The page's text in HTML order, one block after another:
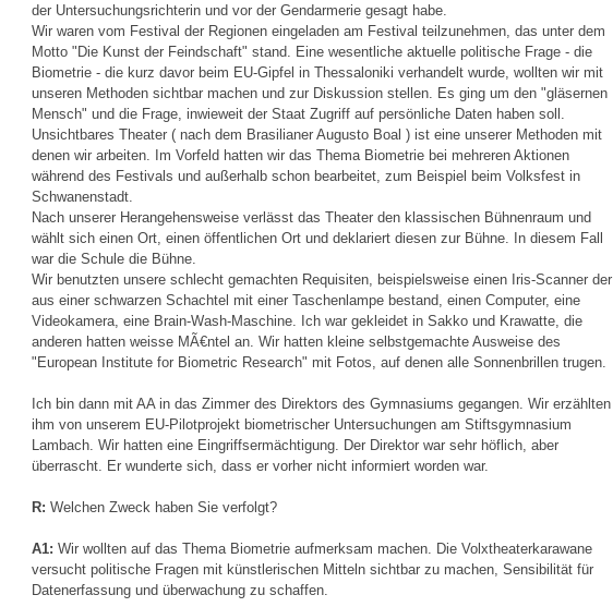
der Untersuchungsrichterin und vor der Gendarmerie gesagt habe.
Wir waren vom Festival der Regionen eingeladen am Festival teilzunehmen, das unter dem
Motto "Die Kunst der Feindschaft" stand. Eine wesentliche aktuelle politische Frage - die
Biometrie - die kurz davor beim EU-Gipfel in Thessaloniki verhandelt wurde, wollten wir mit
unseren Methoden sichtbar machen und zur Diskussion stellen. Es ging um den "gläsernen
Mensch" und die Frage, inwieweit der Staat Zugriff auf persönliche Daten haben soll.
Unsichtbares Theater ( nach dem Brasilianer Augusto Boal ) ist eine unserer Methoden mit
denen wir arbeiten. Im Vorfeld hatten wir das Thema Biometrie bei mehreren Aktionen
während des Festivals und außerhalb schon bearbeitet, zum Beispiel beim Volksfest in
Schwanenstadt.
Nach unserer Herangehensweise verlässt das Theater den klassischen Bühnenraum und
wählt sich einen Ort, einen öffentlichen Ort und deklariert diesen zur Bühne. In diesem Fall
war die Schule die Bühne.
Wir benutzten unsere schlecht gemachten Requisiten, beispielsweise einen Iris-Scanner der
aus einer schwarzen Schachtel mit einer Taschenlampe bestand, einen Computer, eine
Videokamera, eine Brain-Wash-Maschine. Ich war gekleidet in Sakko und Krawatte, die
anderen hatten weisse MÃ€ntel an. Wir hatten kleine selbstgemachte Ausweise des
"European Institute for Biometric Research" mit Fotos, auf denen alle Sonnenbrillen trugen.
Ich bin dann mit AA in das Zimmer des Direktors des Gymnasiums gegangen. Wir erzählten
ihm von unserem EU-Pilotprojekt biometrischer Untersuchungen am Stiftsgymnasium
Lambach. Wir hatten eine Eingriffsermächtigung. Der Direktor war sehr höflich, aber
überrascht. Er wunderte sich, dass er vorher nicht informiert worden war.
R: Welchen Zweck haben Sie verfolgt?
A1: Wir wollten auf das Thema Biometrie aufmerksam machen. Die Volxtheaterkarawane
versucht politische Fragen mit künstlerischen Mitteln sichtbar zu machen, Sensibilität für
Datenerfassung und überwachung zu schaffen.